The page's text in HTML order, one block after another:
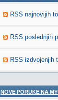
RSS najnovijih
RSS poslednjih
RSS izdvojenjih
NOVE PORUKE NA